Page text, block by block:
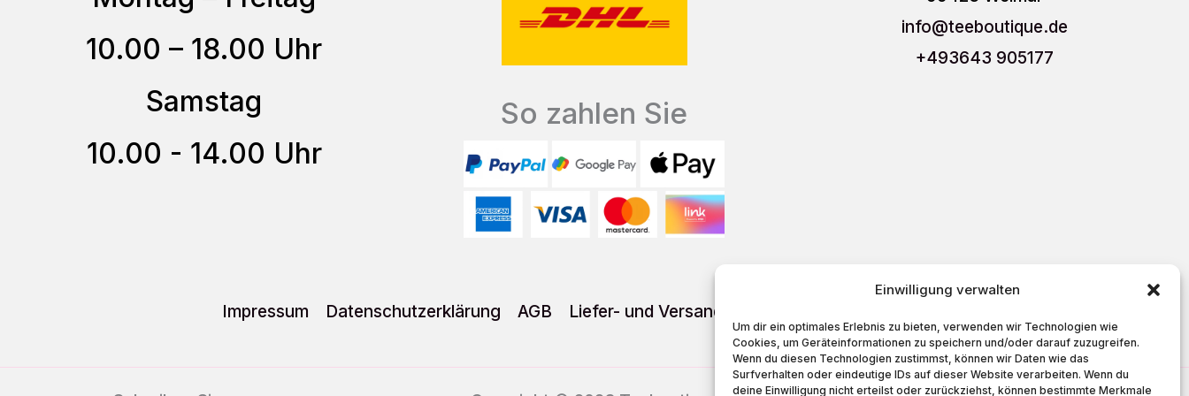
Einwilligung verwalten
Um dir ein optimales Erlebnis zu bieten, verwenden wir Technologien wie
Cookies, um Geräteinformationen zu speichern und/oder darauf zuzugreifen.
Wenn du diesen Technologien zustimmst, können wir Daten wie das
Surfverhalten oder eindeutige IDs auf dieser Website verarbeiten. Wenn du
deine Einwilligung nicht erteilst oder zurückziehst, können bestimmte Merkmale
können
auf
Produktseite
werden
können
der
Produktseite
werden
10.00 – 18.00 Uhr
Samstag
10.00 - 14.00 Uhr
So zahlen Sie
info@teeboutique.de
+493643 905177
Impressum Datenschutzerklärung AGB Liefer- und Versandkosten